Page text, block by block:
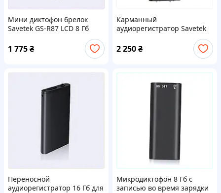
Мини диктофон брелок
Savetek GS-R87 LCD 8 Гб
XK90446B04
1 775₴
Карманный
аудиорегистратор Savetek
E75P66500A
2 250₴
Переносной
аудиорегистратор 16 Гб для
Микродиктофон 8 Гб с
записью во время зарядки